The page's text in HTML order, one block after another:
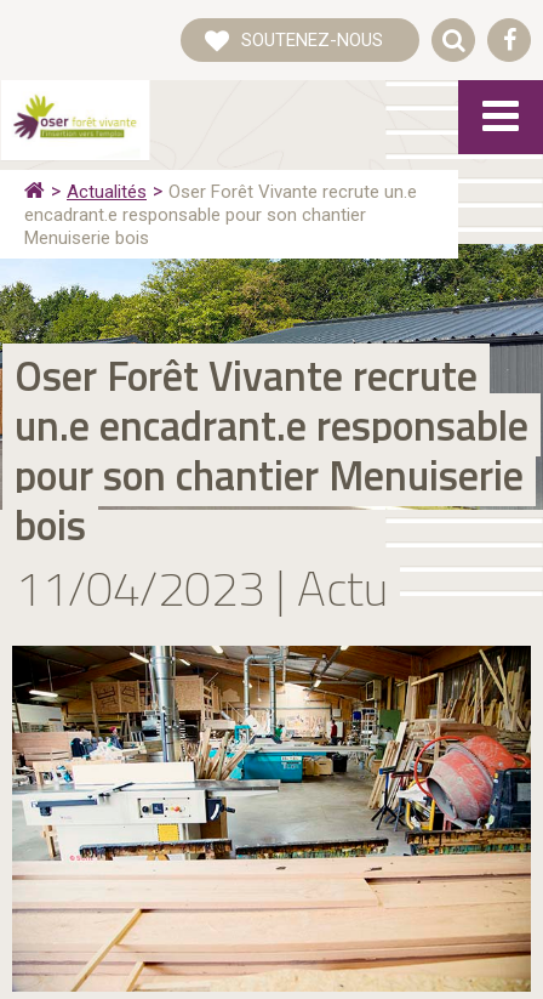
SOUTENEZ-NOUS
Actualités
Oser Forêt Vivante recrute un.e
encadrant.e responsable pour son chantier
Menuiserie bois
Oser Forêt Vivante recrute
un.e encadrant.e responsable
pour son chantier Menuiserie
bois
11/04/2023 | Actu